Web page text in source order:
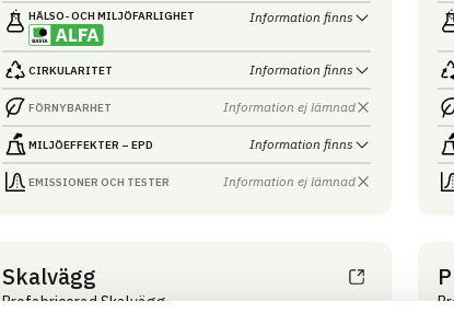
HÄLSO- OCH MILJÖ­FARLIGHET Information finns
CIRKULARITET Information finns
FÖRNYBARHET Information ej lämnad
MILJÖEFFEKTER – EPD Information finns
EMISSIONER OCH TESTER Information ej lämnad
Skalvägg
Prefabricerad Skalvägg